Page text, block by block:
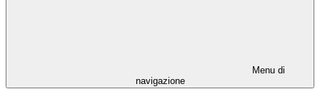
Menu di
navigazione